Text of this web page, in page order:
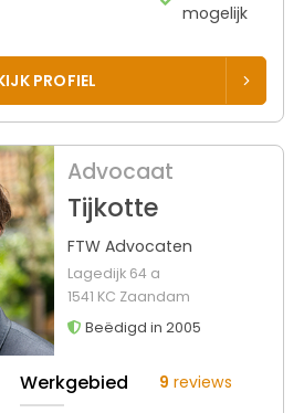
mogelijk
PROFIEL
Advocaat
Tijkotte
FTW Advocaten
Lagedijk 64 a
1541 KC Zaandam
Beëdigd in 2005
Werkgebied 9 reviews